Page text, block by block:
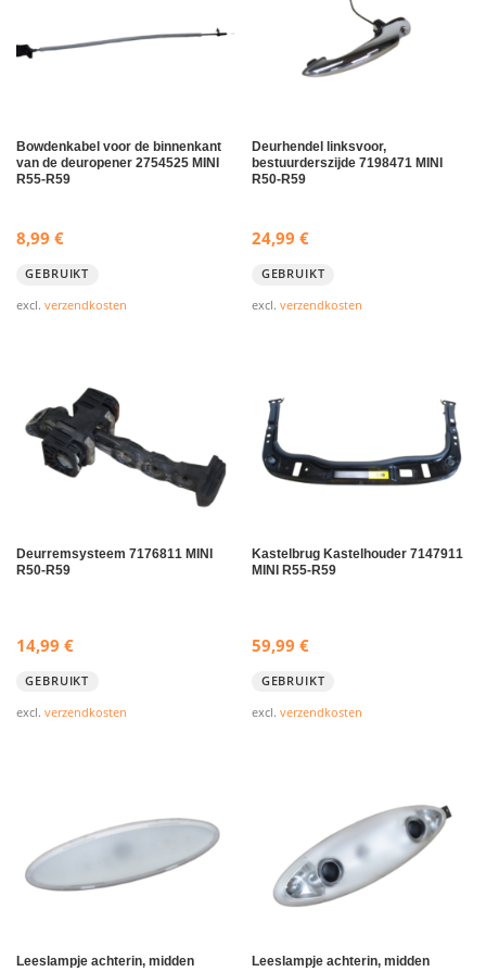
Bowdenkabel voor de binnenkant
van de deuropener 2754525 MINI
R55-R59
8,99 €
GEBRUIKT
excl. verzendkosten
Deurhendel linksvoor,
bestuurderszijde 7198471 MINI
R50-R59
24,99€
GEBRUIKT
excl.verzendkosten
Deurremsysteem 7176811 MINI
R50-R59
14,99 €
GEBRUIKT
excl. verzendkosten
Kastelbrug Kastelhouder 7147911
MINI R55-R59
59,99€
GEBRUIKT
excl.verzendkosten
Leeslampje achterin, midden
Leeslampje achterin, midden